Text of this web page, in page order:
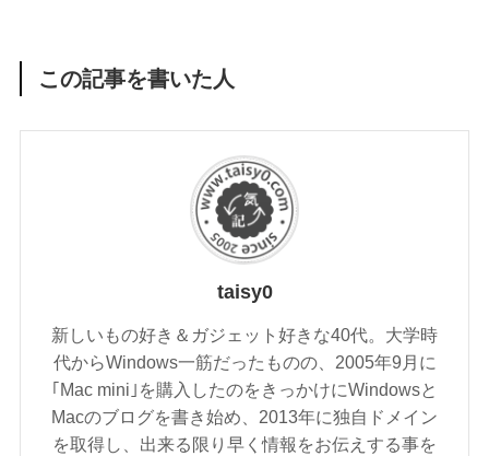
この記事を書いた人
taisy0
新しいもの好き＆ガジェット好きな40代。大学時
代からWindows一筋だったものの、2005年9月に
｢Mac mini｣を購入したのをきっかけにWindowsと
Macのブログを書き始め、2013年に独自ドメイン
を取得し、出来る限り早く情報をお伝えする事を